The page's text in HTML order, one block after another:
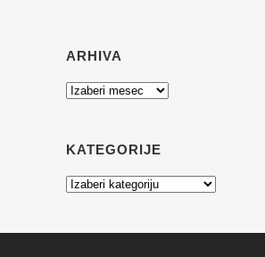
ARHIVA
Arhiva
KATEGORIJE
Kategorije